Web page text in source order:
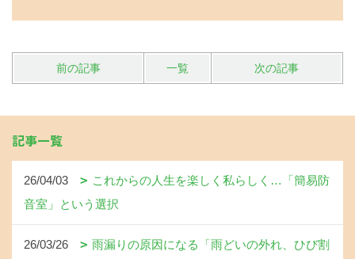
前の記事 一覧 次の記事
記事一覧
26/04/03
これからの人生を楽しく私らしく…「簡易防
音室」という選択
26/03/26
雨漏りの原因になる「雨どいの外れ、ひび割